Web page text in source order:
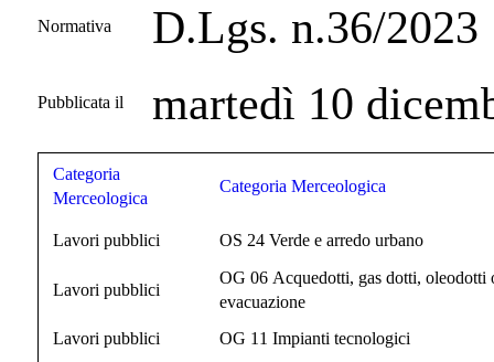
Normativa D.Lgs. n.36/2023
Pubblicata il martedì 10
Categoria
Merceologica
Categoria Merceologica
Lavori pubblici OS 24 Verde e arredo urbano
Lavori pubblici
OG 06 Acquedotti, gas dotti, oleodotti
evacuazione
Lavori pubblici
OG 11 Impianti tecnologici